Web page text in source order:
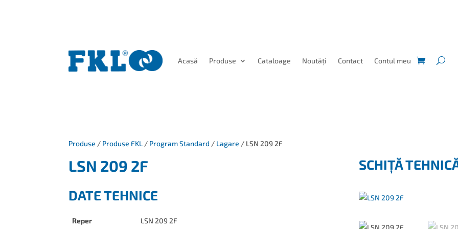
Acasă Produse Cataloage Noutăți Contact Contul meu
Produse / Produse FKL / Program Standard / Lagare / LSN 209 2F
LSN 209 2F
DATE TEHNICE
Reper LSN 209 2F
SCHIȚĂ